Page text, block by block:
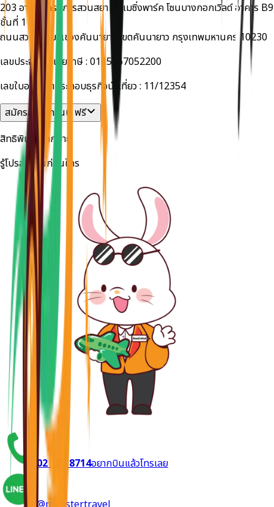
203 อาคารโครงการสวนสยามอะเมซิ่งพาร์ค โซนบางกอกเวิลด์ อาคาร B9
ชั้นที่ 1
ถนนสวนสยาม แขวงคันนายาว เขตคันนายาว กรุงเทพมหานคร 10230
เลขประจำตัวผู้เสียภาษี : 0105567052200
เลขใบอนุญาตประกอบธุรกิจนำเที่ยว : 11/12354
สมัครสมาชิกวันนี้ ฟรี
สิทธิพิเศษมากมาย
รู้โปรลดด่วนก่อนใคร
02 170 8714อยากบินแล้วโทรเลย